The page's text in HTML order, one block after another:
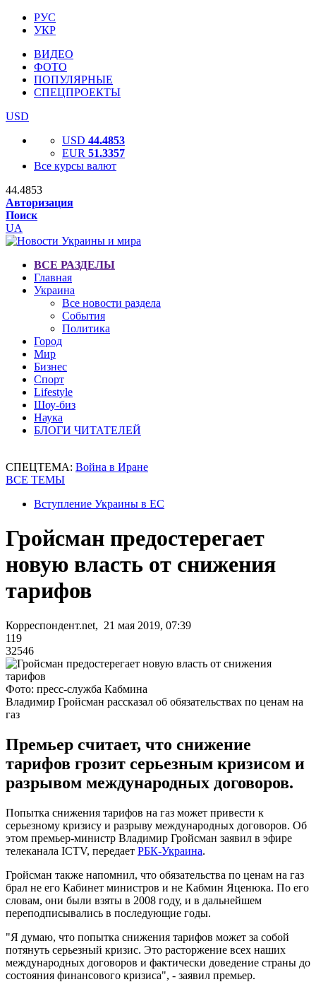
РУС
УКР
ВИДЕО
ФОТО
ПОПУЛЯРНЫЕ
СПЕЦПРОЕКТЫ
USD
USD 44.4853
EUR 51.3357
Все курсы валют
44.4853
Авторизация
Поиск
UA
ВСЕ РАЗДЕЛЫ
Главная
Украина
Все новости раздела
События
Политика
Город
Мир
Бизнес
Спорт
Lifestyle
Шоу-биз
Наука
БЛОГИ ЧИТАТЕЛЕЙ
СПЕЦТЕМА: Война в Иране
ВСЕ ТЕМЫ
Вступление Украины в ЕС
Гройсман предостерегает
новую власть от снижения
тарифов
Корреспондент.net, 21 мая 2019, 07:39
119
32546
Фото: пресс-служба Кабмина
Владимир Гройсман рассказал об обязательствах по ценам на
газ
Премьер считает, что снижение
тарифов грозит серьезным кризисом и
разрывом международных договоров.
Попытка снижения тарифов на газ может привести к
серьезному кризису и разрыву международных договоров. Об
этом премьер-министр Владимир Гройсман заявил в эфире
телеканала ICTV, передает РБК-Украина.
Гройсман также напомнил, что обязательства по ценам на газ
брал не его Кабинет министров и не Кабмин Яценюка. По его
словам, они были взяты в 2008 году, и в дальнейшем
переподписывались в последующие годы.
"Я думаю, что попытка снижения тарифов может за собой
потянуть серьезный кризис. Это расторжение всех наших
международных договоров и фактически доведение страны до
состояния финансового кризиса", - заявил премьер.